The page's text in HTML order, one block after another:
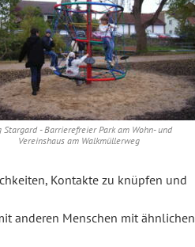
Stargard - Barrierefreier Park am Wohn- und
Vereinshaus am Walkmüllerweg
Kontakte zu knüpfen und
anderen Menschen mit ähnlichen